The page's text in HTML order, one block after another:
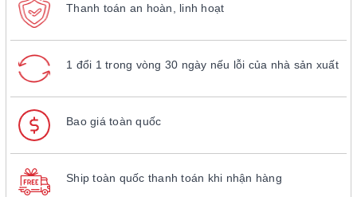
Thanh toán an hoàn, linh hoạt
1 đổi 1 trong vòng 30 ngày nếu lỗi của nhà sản xuất
Bao giá toàn quốc
Ship toàn quốc thanh toán khi nhận hàng